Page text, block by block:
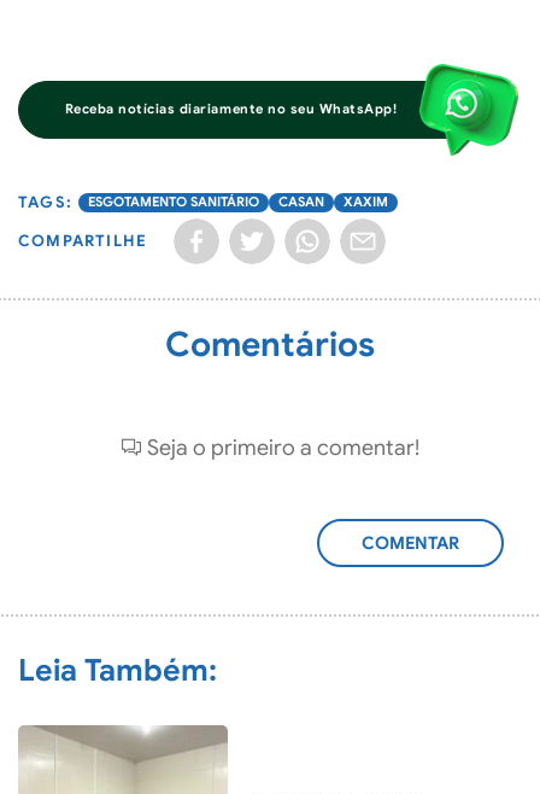
Receba notícias diariamente no seu WhatsApp!
ESGOTAMENTO SANITÁRIO CASAN XAXIM
COMPARTILHE
Comentários
Seja o primeiro a comentar!
ADICIONAR
Leia Também: